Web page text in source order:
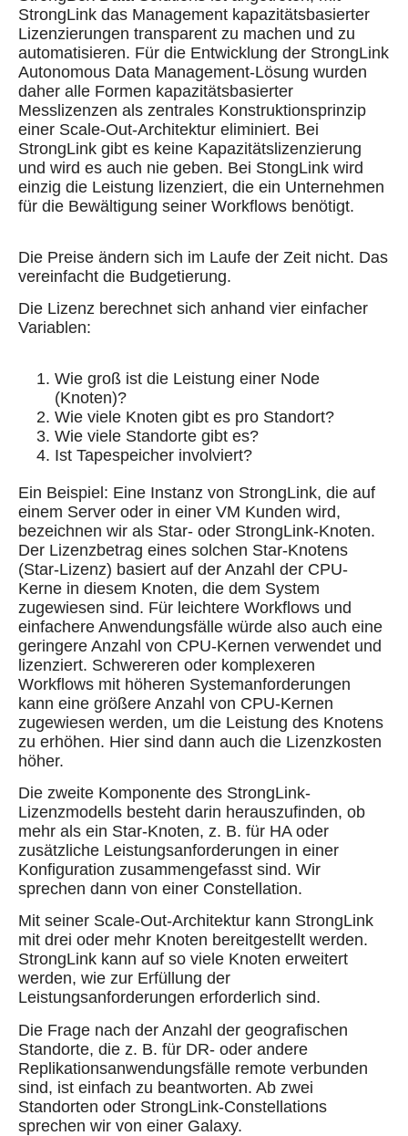
StrongLink das Management kapazitätsbasierter
Lizenzierungen transparent zu machen und zu
automatisieren. Für die Entwicklung der StrongLink
Autonomous Data Management-Lösung wurden
daher alle Formen kapazitätsbasierter
Messlizenzen als zentrales Konstruktionsprinzip
einer Scale-Out-Architektur eliminiert. Bei
StrongLink gibt es keine Kapazitätslizenzierung
und wird es auch nie geben. Bei StongLink wird
einzig die Leistung lizenziert, die ein Unternehmen
für die Bewältigung seiner Workflows benötigt.
Die Preise ändern sich im Laufe der Zeit nicht. Das
vereinfacht die Budgetierung.
Die Lizenz berechnet sich anhand vier einfacher
Variablen:
Wie groß ist die Leistung einer Node
(Knoten)?
Wie viele Knoten gibt es pro Standort?
Wie viele Standorte gibt es?
Ist Tapespeicher involviert?
Ein Beispiel: Eine Instanz von StrongLink, die auf
einem Server oder in einer VM Kunden wird,
bezeichnen wir als Star- oder StrongLink-Knoten.
Der Lizenzbetrag eines solchen Star-Knotens
(Star-Lizenz) basiert auf der Anzahl der CPU-
Kerne in diesem Knoten, die dem System
zugewiesen sind. Für leichtere Workflows und
einfachere Anwendungsfälle würde also auch eine
geringere Anzahl von CPU-Kernen verwendet und
lizenziert. Schwereren oder komplexeren
Workflows mit höheren Systemanforderungen
kann eine größere Anzahl von CPU-Kernen
zugewiesen werden, um die Leistung des Knotens
zu erhöhen. Hier sind dann auch die Lizenzkosten
höher.
Die zweite Komponente des StrongLink-
Lizenzmodells besteht darin herauszufinden, ob
mehr als ein Star-Knoten, z. B. für HA oder
zusätzliche Leistungsanforderungen in einer
Konfiguration zusammengefasst sind. Wir
sprechen dann von einer Constellation.
Mit seiner Scale-Out-Architektur kann StrongLink
mit drei oder mehr Knoten bereitgestellt werden.
StrongLink kann auf so viele Knoten erweitert
werden, wie zur Erfüllung der
Leistungsanforderungen erforderlich sind.
Die Frage nach der Anzahl der geografischen
Standorte, die z. B. für DR- oder andere
Replikationsanwendungsfälle remote verbunden
sind, ist einfach zu beantworten. Ab zwei
Standorten oder StrongLink-Constellations
sprechen wir von einer Galaxy.